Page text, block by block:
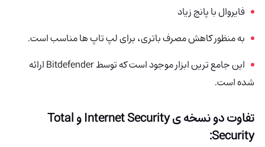
فایروال با پانچ زیاد
به منظور کاهش مصرف باتری، برای لپ تاپ ها مناسب است.
این جامع ترین ابزار موجود است که توسط Bitdefender ارائه
شده است.
تفاوت دو نسخه ی Internet Security و Total
Security: